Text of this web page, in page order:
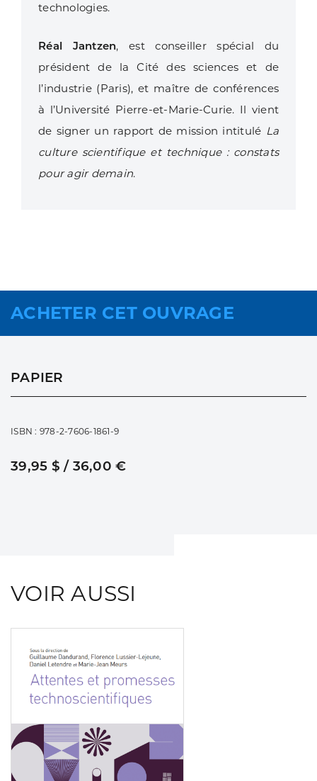
technologies.
Réal Jantzen, est conseiller spécial du
président de la Cité des sciences et de
l’industrie (Paris), et maître de conférences
à l’Université Pierre-et-Marie-Curie. Il vient
de signer un rapport de mission intitulé La
culture scientifique et technique : constats
pour agir demain.
ACHETER CET OUVRAGE
PAPIER
ISBN : 978-2-7606-1861-9
39,95 $ / 36,00 €
VOIR AUSSI